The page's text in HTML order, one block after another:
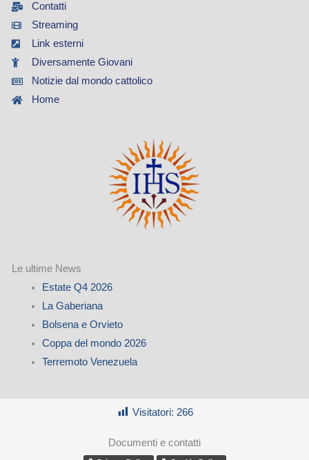
Contatti
Streaming
Link esterni
Diversamente Giovani
Notizie dal mondo cattolico
Home
Le ultime News
Estate Q4 2026
La Gaberiana
Bolsena e Orvieto
Coppa del mondo 2026
Terremoto Venezuela
Visitatori: 266
Documenti e contatti